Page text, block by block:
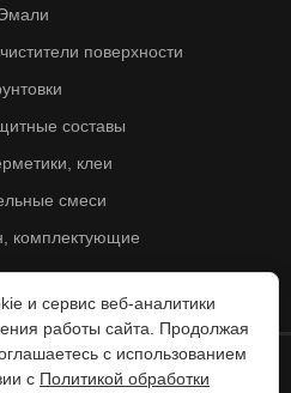
поверхности
составы
клеи
смеси
комплектующие
товары
1995 - 2026
и сервис веб-аналитики
работы сайта. Продолжая
с использованием
с Политикой обработки